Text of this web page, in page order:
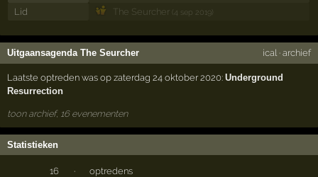
Lid
The Seurcher (4 sep 2019)
Uitgaansagenda The Seurcher ical· archief
Laatste optreden was op zaterdag 24 oktober 2020:Underground
Resurrection
toon archief, 16 evenementen
Statistieken
16 ·
optredens